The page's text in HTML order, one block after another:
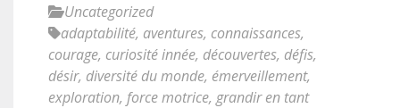
Uncategorized
adaptabilité, aventures, connaissances,
courage, curiosité innée, découvertes, défis,
désir, diversité du monde, émerveillement,
exploration, force motrice, grandir en tant